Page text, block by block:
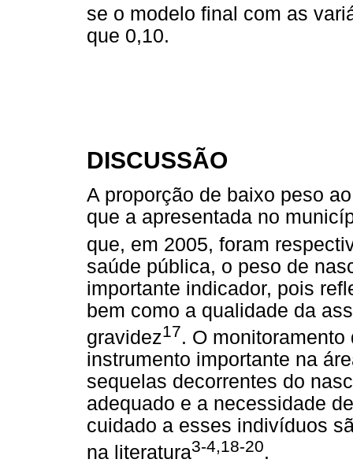
se o modelo final com as
que 0,10.
DISCUSSÃO
A proporção de baixo peso
que a apresentada no
que, em 2005, foram
saúde pública, o peso de
importante indicador, pois
bem como a qualidade da
gravidez17. O
instrumento importante na
sequelas decorrentes do
adequado e a necessidade
cuidado a esses indivíduos
na literatura3-4,18-20.